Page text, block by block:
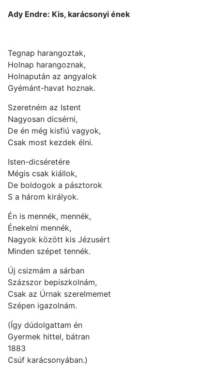
Ady Endre: Kis, karácsonyi ének
Tegnap harangoztak,
Holnap harangoznak,
Holnapután az angyalok
Gyémánt-havat hoznak.
Szeretném az Istent
Nagyosan dicsérni,
De én még kisfiú vagyok,
Csak most kezdek élni.
Isten-dicséretére
Mégis csak kiállok,
De boldogok a pásztorok
S a három királyok.
Én is mennék, mennék,
Énekelni mennék,
Nagyok között kis Jézusért
Minden szépet tennék.
Új csizmám a sárban
Százszor bepiszkolnám,
Csak az Úrnak szerelmemet
Szépen igazolnám.
(Így dúdolgattam én
Gyermek hittel, bátran
1883
Csúf karácsonyában.)